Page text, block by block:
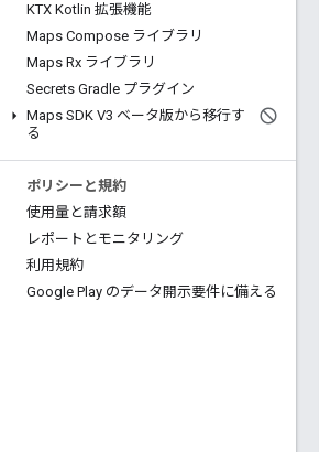
KTX Kotlin 拡張機能
Maps Compose ライブラリ
Maps Rx ライブラリ
Secrets Gradle プラグイン
Maps SDK V3 ベータ版から移行す
る
ポリシーと規約
使用量と請求額
レポートとモニタリング
利用規約
Google Play のデータ開示要件に備える